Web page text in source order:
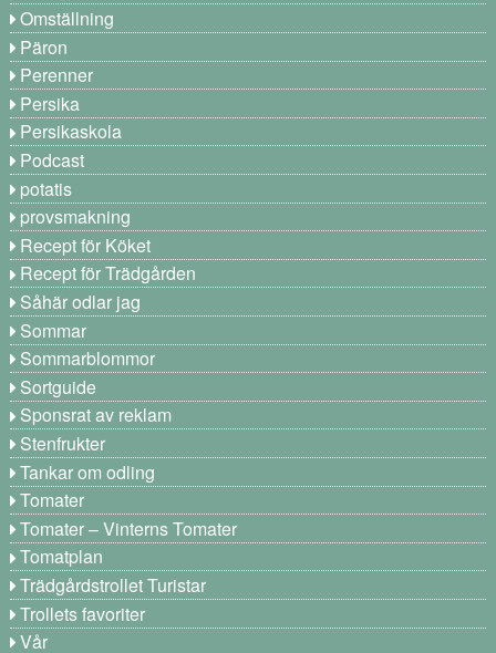
Omställning
Päron
Perenner
Persika
Persikaskola
Podcast
potatis
provsmakning
Recept för Köket
Recept för Trädgården
Såhär odlar jag
Sommar
Sommarblommor
Sortguide
Sponsrat av reklam
Stenfrukter
Tankar om odling
Tomater
Tomater – Vinterns Tomater
Tomatplan
Trädgårdstrollet Turistar
Trollets favoriter
Vår